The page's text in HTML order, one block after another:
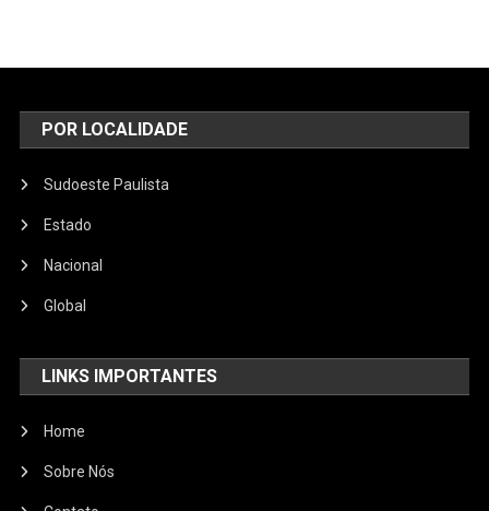
POR LOCALIDADE
Sudoeste Paulista
Estado
Nacional
Global
LINKS IMPORTANTES
Home
Sobre Nós